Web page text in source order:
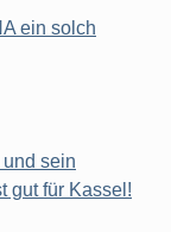
ein solch
sein
gut für Kassel!